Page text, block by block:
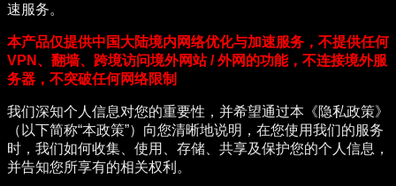
速服务。
本产品仅提供中国大陆境内网络优化与加速服务，不提供任何
VPN、翻墙、跨境访问境外网站 / 外网的功能，不连接境外服
务器，不突破任何网络限制
我们深知个人信息对您的重要性，并希望通过本《隐私政策》
（以下简称“本政策”）向您清晰地说明，在您使用我们的服务
时，我们如何收集、使用、存储、共享及保护您的个人信息，
并告知您所享有的相关权利。